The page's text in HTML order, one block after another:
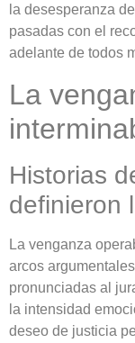
la desesperanza
pasadas con el
adelante de todos
La
Historias
definieron
La venganza
arcos
pronunciadas al
la intensidad
deseo de justicia